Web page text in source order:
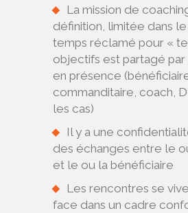
La mission de
définition, limitée dans
temps réclamé pour «
objectifs est partagé par
en présence
commanditaire, coach,
les cas)
Il y a une
des échanges entre le
et le ou la bénéficiaire
Les rencontres se
face dans un cadre